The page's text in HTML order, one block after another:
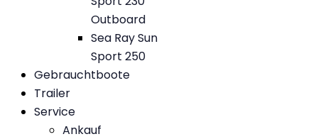
Outboard
Sea Ray Sun
Sport 250
Gebrauchtboote
Trailer
Service
Ankauf